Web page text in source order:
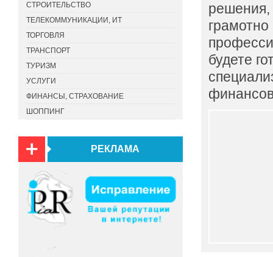
решения,
будете
СТРОИТЕЛЬСТВО
ТЕЛЕКОММУНИКАЦИИ, ИТ
ТОРГОВЛЯ
ТРАНСПОРТ
ТУРИЗМ
УСЛУГИ
ФИНАНСЫ, СТРАХОВАНИЕ
ШОППИНГ
РЕКЛАМА